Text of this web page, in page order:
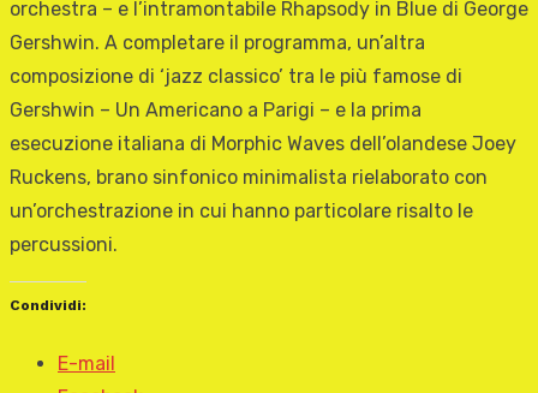
orchestra – e l’intramontabile Rhapsody in Blue di George
Gershwin. A completare il programma, un’altra
composizione di ‘jazz classico’ tra le più famose di
Gershwin – Un Americano a Parigi – e la prima
esecuzione italiana di Morphic Waves dell’olandese Joey
Ruckens, brano sinfonico minimalista rielaborato con
un’orchestrazione in cui hanno particolare risalto le
percussioni.
Condividi:
E-mail